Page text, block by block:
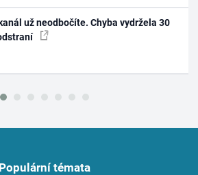
už neodbočíte. Chyba vydržela 30
Populární témata